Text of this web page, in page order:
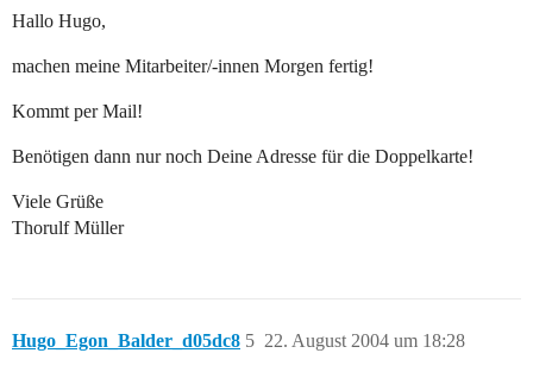
Hallo Hugo,
machen meine Mitarbeiter/-innen Morgen fertig!
Kommt per Mail!
Benötigen dann nur noch Deine Adresse für die Doppelkarte!
Viele Grüße
Thorulf Müller
Hugo_Egon_Balder_d05dc8 22. August 2004 um 18:28
5